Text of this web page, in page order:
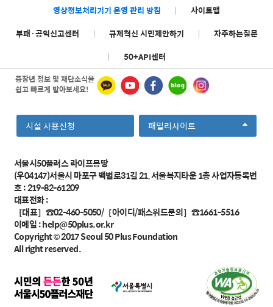
영상정보처리기기 운영 관리 방침
|
사이트맵
부패·공익신고센터
| 규제혁신 시민제안하기 |
자주하는질문
|
50+API센터
중장년 정보 및 재단소식을
쉽고 빠르게 받아보세요!
시설 사용신청 패밀리사이트선
택
서울시50플러스 라이프몽땅
(우04147)서울시 마포구 백범로31길 21, 서울복지타운 1층 사업자등록번
호 : 219-82-61209
대표전화 :
［대표］☎02-460-5050/［아이디/패스워드문의］☎1661-5516
이메일 :help@50plus.or.kr
Copyright © 2017Seoul 50 Plus Foundation
All right reserved.